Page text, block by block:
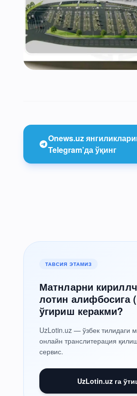
Onews.uz
Telegram’да ўқинг
ТАВСИЯ ЭТАМИЗ
Матнларни
лотин алифбосига
ўгириш керакми?
UzLotin.uz — ўзбек тилидаги
онлайн транслитерация
сервис.
UzLotin.uz га